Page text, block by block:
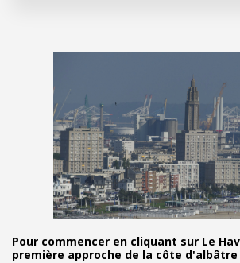
Pour commencer en cliquant sur Le
première approche de la côte d'albâtre